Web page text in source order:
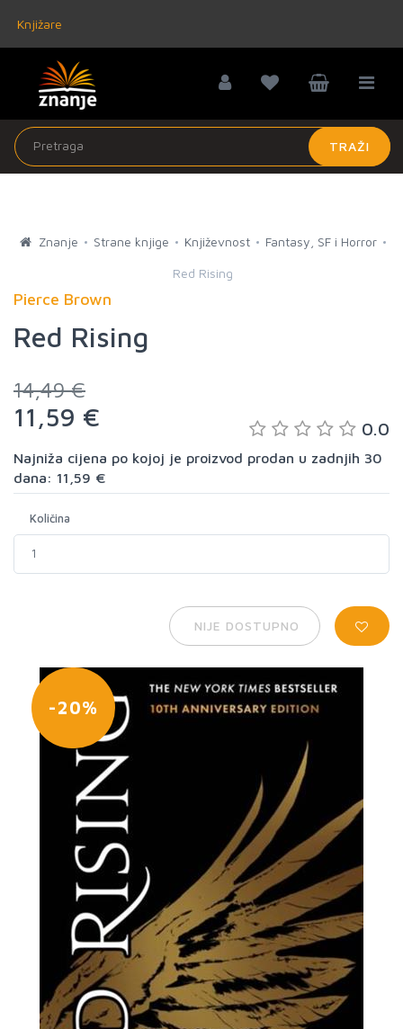
Knjižare
TRAŽI
Znanje Strane knjige Književnost Fantasy, SF i Horror
Red Rising
Pierce Brown
Red Rising
14,49 €
11,59 € 0.0
Najniža cijena po kojoj je proizvod prodan u zadnjih 30
dana: 11,59 €
Količina
NIJE DOSTUPNO
-20%